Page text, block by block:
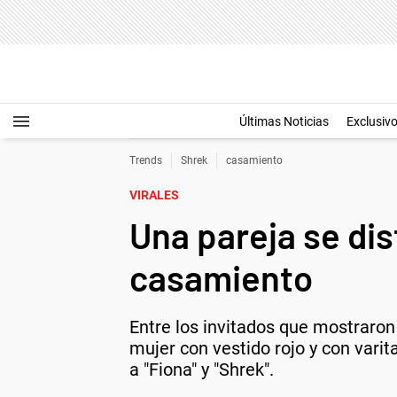
Últimas Noticias
Trends Shrek casamiento
VIRALES
Una pareja se
casamiento
Entre los invitados que
mujer con vestido rojo y con
a "Fiona" y "Shrek".